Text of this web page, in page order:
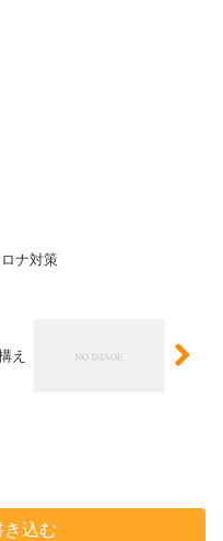
ナ対策
え
き込む